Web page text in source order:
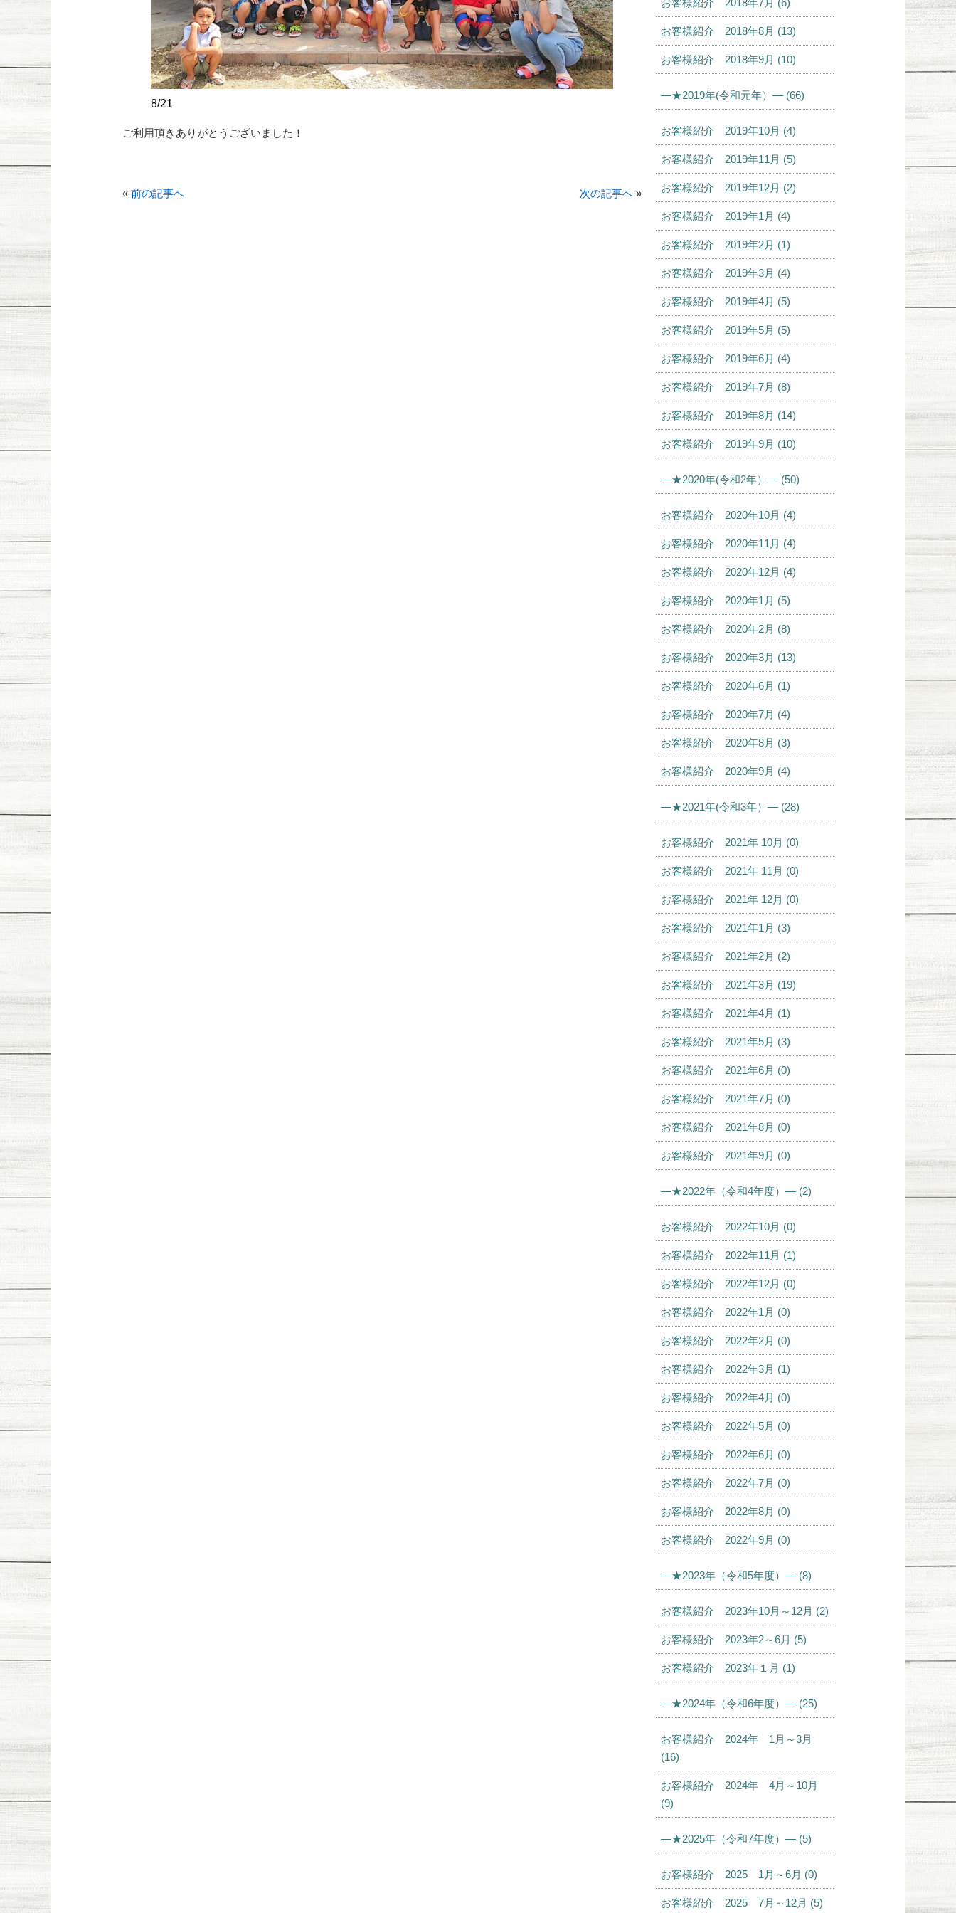
8/21
ご利用頂きありがとうございました！
« 前の記事へ 次の記事へ »
お客様紹介 2018年7月 (6)
お客様紹介 2018年8月 (13)
お客様紹介 2018年9月 (10)
—★2019年(令和元年）— (66)
お客様紹介 2019年10月 (4)
お客様紹介 2019年11月 (5)
お客様紹介 2019年12月 (2)
お客様紹介 2019年1月 (4)
お客様紹介 2019年2月 (1)
お客様紹介 2019年3月 (4)
お客様紹介 2019年4月 (5)
お客様紹介 2019年5月 (5)
お客様紹介 2019年6月 (4)
お客様紹介 2019年7月 (8)
お客様紹介 2019年8月 (14)
お客様紹介 2019年9月 (10)
—★2020年(令和2年）— (50)
お客様紹介 2020年10月 (4)
お客様紹介 2020年11月 (4)
お客様紹介 2020年12月 (4)
お客様紹介 2020年1月 (5)
お客様紹介 2020年2月 (8)
お客様紹介 2020年3月 (13)
お客様紹介 2020年6月 (1)
お客様紹介 2020年7月 (4)
お客様紹介 2020年8月 (3)
お客様紹介 2020年9月 (4)
—★2021年(令和3年）— (28)
お客様紹介 2021年 10月 (0)
お客様紹介 2021年 11月 (0)
お客様紹介 2021年 12月 (0)
お客様紹介 2021年1月 (3)
お客様紹介 2021年2月 (2)
お客様紹介 2021年3月 (19)
お客様紹介 2021年4月 (1)
お客様紹介 2021年5月 (3)
お客様紹介 2021年6月 (0)
お客様紹介 2021年7月 (0)
お客様紹介 2021年8月 (0)
お客様紹介 2021年9月 (0)
—★2022年（令和4年度）— (2)
お客様紹介 2022年10月 (0)
お客様紹介 2022年11月 (1)
お客様紹介 2022年12月 (0)
お客様紹介 2022年1月 (0)
お客様紹介 2022年2月 (0)
お客様紹介 2022年3月 (1)
お客様紹介 2022年4月 (0)
お客様紹介 2022年5月 (0)
お客様紹介 2022年6月 (0)
お客様紹介 2022年7月 (0)
お客様紹介 2022年8月 (0)
お客様紹介 2022年9月 (0)
—★2023年（令和5年度）— (8)
お客様紹介 2023年10月～12月 (2)
お客様紹介 2023年2～6月 (5)
お客様紹介 2023年１月 (1)
—★2024年（令和6年度）— (25)
お客様紹介 2024年 1月～3月
(16)
お客様紹介 2024年 4月～10月
(9)
—★2025年（令和7年度）— (5)
お客様紹介 2025 1月～6月 (0)
お客様紹介 2025 7月～12月 (5)